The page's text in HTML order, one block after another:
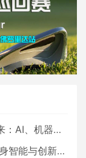
人与智能生活大爆发
域 中国公司大放异彩